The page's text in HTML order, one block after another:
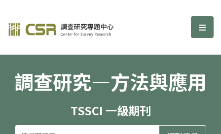
調查研究—方法與應用期刊 選
調查研究—方法與應用
TSSCI 一級期刊